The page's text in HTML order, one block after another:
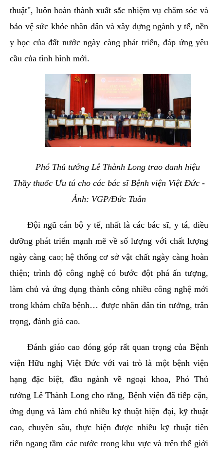
thuật", luôn hoàn thành xuất sắc nhiệm vụ chăm sóc và
bảo vệ sức khỏe nhân dân và xây dựng ngành y tế, nền
y học của đất nước ngày càng phát triển, đáp ứng yêu
cầu của tình hình mới.
Phó Thủ tướng Lê Thành Long trao danh hiệu
Thầy thuốc Ưu tú cho các bác sĩ Bệnh viện Việt Đức -
Ảnh: VGP/Đức Tuân
Đội ngũ cán bộ y tế, nhất là các bác sĩ, y tá, điều
dưỡng phát triển mạnh mẽ về số lượng với chất lượng
ngày càng cao; hệ thống cơ sở vật chất ngày càng hoàn
thiện; trình độ công nghệ có bước đột phá ấn tượng,
làm chủ và ứng dụng thành công nhiều công nghệ mới
trong khám chữa bệnh… được nhân dân tin tưởng, trân
trọng, đánh giá cao.
Đánh giáo cao đóng góp rất quan trọng của Bệnh
viện Hữu nghị Việt Đức với vai trò là một bệnh viện
hạng đặc biệt, đầu ngành về ngoại khoa, Phó Thủ
tướng Lê Thành Long cho rằng, Bệnh viện đã tiếp cận,
ứng dụng và làm chủ nhiều kỹ thuật hiện đại, kỹ thuật
cao, chuyên sâu, thực hiện được nhiều kỹ thuật tiên
tiến ngang tầm các nước trong khu vực và trên thế giới